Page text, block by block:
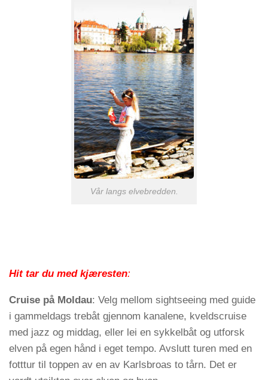
Vår langs elvebredden.
Hit tar du med kjæresten:
Cruise på Moldau: Velg mellom sightseeing med guide
i gammeldags trebåt gjennom kanalene, kveldscruise
med jazz og middag, eller lei en sykkelbåt og utforsk
elven på egen hånd i eget tempo. Avslutt turen med en
fotttur til toppen av en av Karlsbroas to tårn. Det er